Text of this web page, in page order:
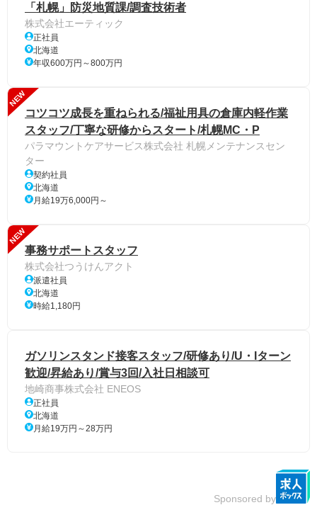
「札幌」防災地質課/調査技術者
株式会社エーティック
正社員
北海道
年収600万円～800万円
NEW
コツコツ成長を重ねられる/福祉用具の倉庫内軽作業
スタッフ/丁寧な研修からスタート/札幌MC・P
パラマウントケアサービス株式会社 札幌メンテナンスセン
ター
契約社員
北海道
月給19万6,000円～
NEW
事務サポートスタッフ
株式会社つうけんアクト
派遣社員
北海道
時給1,180円
ガソリンスタンド接客スタッフ/研修あり/U・Iターン
歓迎/昇給あり/賞与3回/入社日相談可
地崎商事株式会社 ENEOS
正社員
北海道
月給19万円～28万円
Sponsored by